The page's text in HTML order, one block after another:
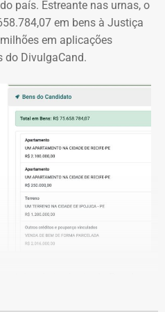
de bens em 2026 — Foto:
país. Estreante nas urnas, o
em bens à Justiça
em aplicações
do DivulgaCand.
de imóveis de Rueda